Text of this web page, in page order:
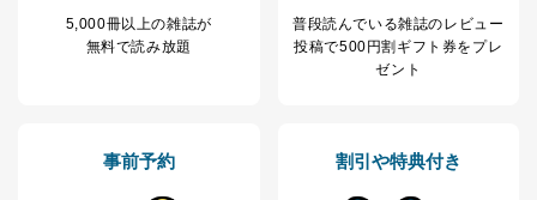
5,000冊以上の雑誌が
無料で読み放題
普段読んでいる雑誌のレビュー
投稿で500円割ギフト券をプレ
ゼント
事前予約 割引や特典付き